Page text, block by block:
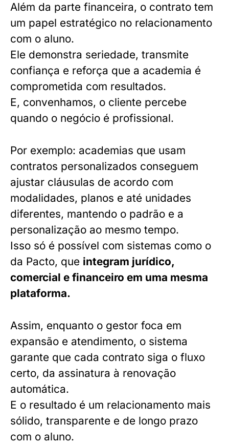
Além da parte financeira, o contrato tem
um papel estratégico no relacionamento
com o aluno.
Ele demonstra seriedade, transmite
confiança e reforça que a academia é
comprometida com resultados.
E, convenhamos, o cliente percebe
quando o negócio é profissional.
Por exemplo: academias que usam
contratos personalizados conseguem
ajustar cláusulas de acordo com
modalidades, planos e até unidades
diferentes, mantendo o padrão e a
personalização ao mesmo tempo.
Isso só é possível com sistemas como o
da Pacto, que integram jurídico,
comercial e financeiro em uma mesma
plataforma.
Assim, enquanto o gestor foca em
expansão e atendimento, o sistema
garante que cada contrato siga o fluxo
certo, da assinatura à renovação
automática.
E o resultado é um relacionamento mais
sólido, transparente e de longo prazo
com o aluno.